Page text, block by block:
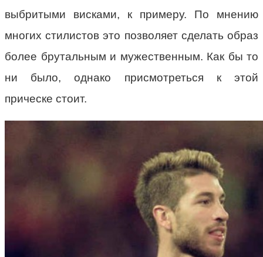
выбритыми висками, к примеру. По мнению
многих стилистов это позволяет сделать образ
более брутальным и мужественным. Как бы то
ни было, однако присмотреться к этой
прическе стоит.